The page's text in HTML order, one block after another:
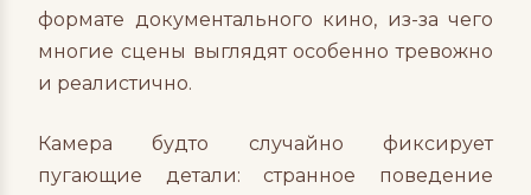
формате документального кино, из-за чего
многие сцены выглядят особенно тревожно
и реалистично.
Камера будто случайно фиксирует
пугающие детали: странное поведение